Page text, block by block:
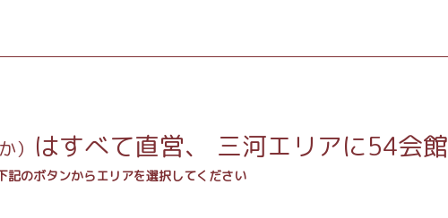
） はすべて直営、 三河エリアに54会館
記のボタンからエリアを選択してください